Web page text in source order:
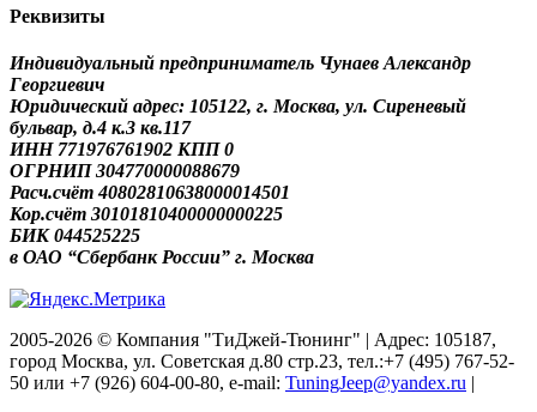
Реквизиты
Индивидуальный предприниматель Чунаев Александр
Георгиевич
Юридический адрес: 105122, г. Москва, ул. Сиреневый
бульвар, д.4 к.3 кв.117
ИНН 771976761902 КПП 0
ОГРНИП 304770000088679
Расч.счёт 40802810638000014501
Кор.счёт 30101810400000000225
БИК 044525225
в ОАО “Сбербанк России” г. Москва
2005-2026 © Компания "ТиДжей-Тюнинг" | Адрес: 105187,
город Москва, ул. Советская д.80 стр.23, тел.:+7 (495) 767-52-
50 или +7 (926) 604-00-80, e-mail: TuningJeep@yandex.ru |